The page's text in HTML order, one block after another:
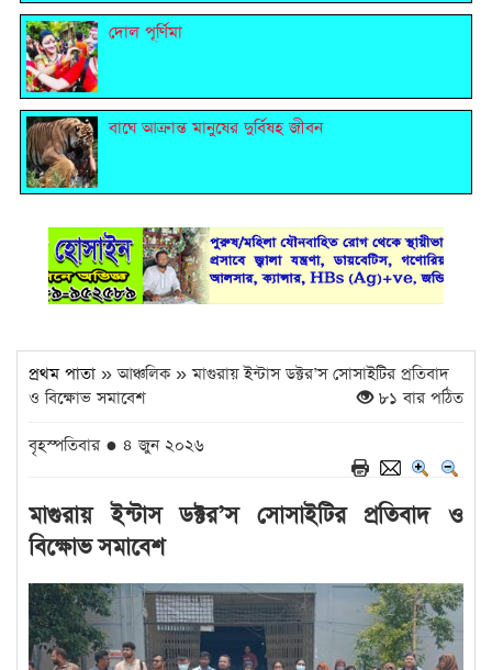
দোল পূর্ণিমা
বাঘে আক্রান্ত মানুষের দুর্বিষহ জীবন
প্রথম পাতা » আঞ্চলিক » মাগুরায় ইন্টাস ডক্টর’স সোসাইটির প্রতিবাদ
ও বিক্ষোভ সমাবেশ
৮১ বার পঠিত
বৃহস্পতিবার ● ৪ জুন ২০২৬
মাগুরায় ইন্টাস ডক্টর’স সোসাইটির প্রতিবাদ ও
বিক্ষোভ সমাবেশ